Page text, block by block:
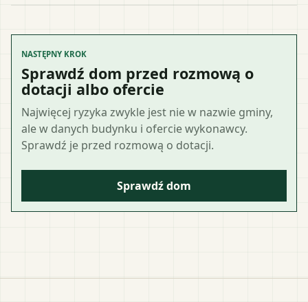
NASTĘPNY KROK
Sprawdź dom przed rozmową o
dotacji albo ofercie
Najwięcej ryzyka zwykle jest nie w nazwie gminy,
ale w danych budynku i ofercie wykonawcy.
Sprawdź je przed rozmową o dotacji.
Sprawdź dom